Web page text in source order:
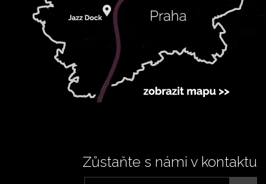
Zůstaňte s námi v kontaktu